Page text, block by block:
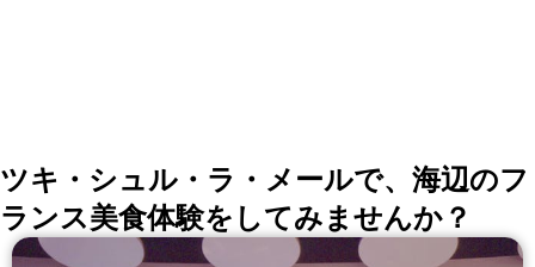
ツキ・シュル・ラ・メールで、海辺のフ
ランス美食体験をしてみませんか？